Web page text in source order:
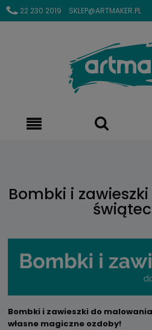
22 230 2019 SKLEP@ARTMAKER.PL
Bombki i
Bombki i zawieszki do
własne magiczne ozdoby!